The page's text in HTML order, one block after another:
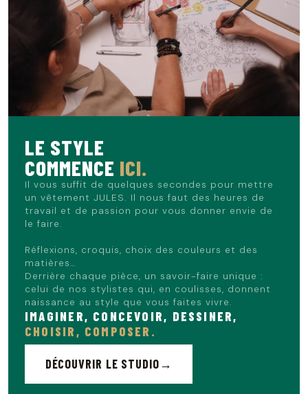
porte aussi bien seule, entièrement boutonnée avec un
chino ou un short en lin pour un look chic et décontracté,
que ouverte sur un t-shirt simple pour une silhouette plus
urbaine. Associez-la à des baskets en toile ou des
espadrilles pour parfaire votre tenue de saison.
Le mannequin mesure 1m86 et porte du L.
LE STYLE
COMMENCE ICI.
Il vous suffit de quelques secondes pour mettre
un vêtement JULES. Il nous faut des heures de
travail et de passion pour vous donner envie de
le faire.
Réflexions, croquis, choix des couleurs et des
matières…
Derrière chaque pièce, un savoir-faire unique :
celui de nos stylistes qui, en coulisses, donnent
naissance au style que vous faites vivre.
IMAGINER, CONCEVOIR, DESSINER,
CHOISIR, COMPOSER.
DÉCOUVRIR LE STUDIO